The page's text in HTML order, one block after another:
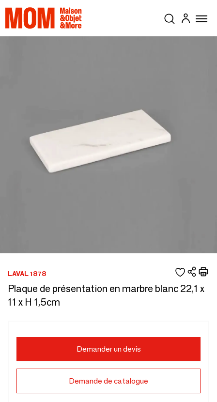
LAVAL 1878
Plaque de présentation en marbre blanc 22,1 x
11 x H 1,5cm
Demander un devis
Demande de catalogue